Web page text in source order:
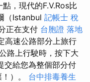
點，現代的F.V.Ros比
（Istanbul 記帳士 稅
正在支付 台胞證 落地
高速公路部分上旅行
路上行駛時，按下大
交給您為整個部分付
）。 台中排毒養生